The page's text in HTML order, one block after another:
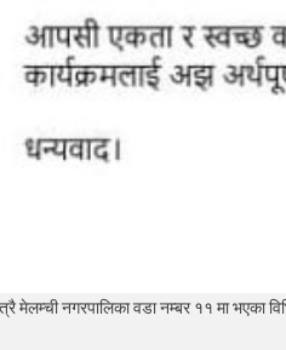
मेलम्ची नगरपालिका वडा नम्बर ११ मा भएका